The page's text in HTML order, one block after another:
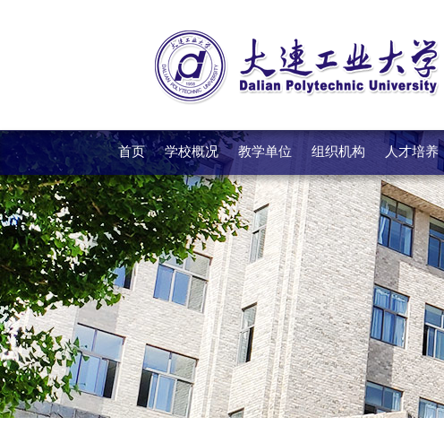
首页 学校概况 教学单位 组织机构 人才培养